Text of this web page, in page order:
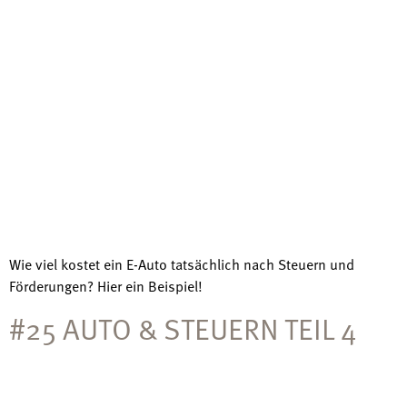
Wie viel kostet ein E-Auto tatsächlich nach Steuern und
Förderungen? Hier ein Beispiel!
#25 AUTO & STEUERN TEIL 4